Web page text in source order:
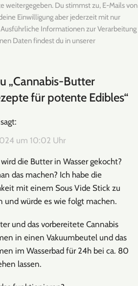
weitergegeben. Du stimmst zu, E-Mails von
Einwilligung aber jederzeit mit nur
Informationen zur Verarbeitung
Daten findest du in unserer
„Cannabis-Butter
für potente Edibles“
sagt:
um 10:02 Uhr
die Butter in Wasser gekocht?
das machen? Ich habe die
mit einem Sous Vide Stick zu
und würde es wie folgt machen.
und das vorbereitete Cannabis
in einen Vakuumbeutel und das
im Wasserbad für 24h bei ca. 80
lassen.